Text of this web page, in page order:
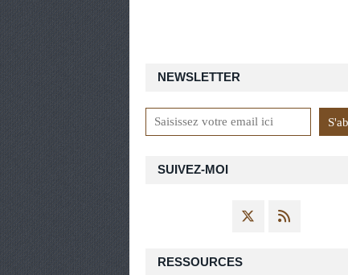
NEWSLETTER
SUIVEZ-MOI
RESSOURCES